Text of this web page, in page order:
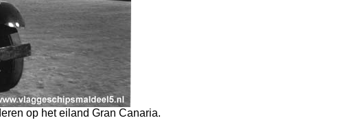
op het eiland Gran Canaria.